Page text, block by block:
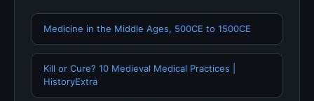
Medicine in the Middle Ages, 500CE to 1500CE
Kill or Cure? 10 Medieval Medical Practices |
HistoryExtra